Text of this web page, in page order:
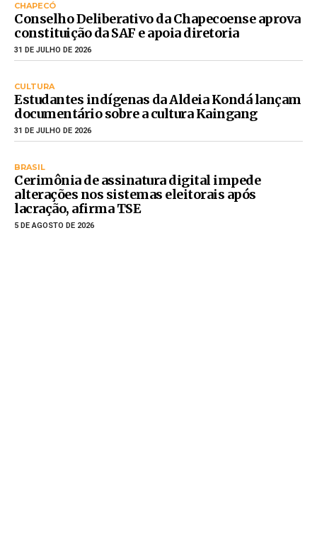
CHAPECÓ
Conselho Deliberativo da Chapecoense aprova
constituição da SAF e apoia diretoria
31 DE JULHO DE 2026
CULTURA
Estudantes indígenas da Aldeia Kondá lançam
documentário sobre a cultura Kaingang
31 DE JULHO DE 2026
BRASIL
Cerimônia de assinatura digital impede
alterações nos sistemas eleitorais após
lacração, afirma TSE
5 DE AGOSTO DE 2026